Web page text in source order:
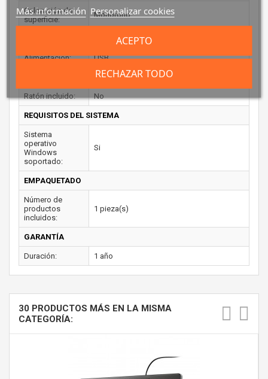
Coloración de
superficie:
Monótono
Alimentación: USB
Ratón incluido: No
REQUISITOS DEL SISTEMA
Sistema
operativo
Windows
soportado:
Si
EMPAQUETADO
Número de
productos
incluidos:
1 pieza(s)
GARANTÍA
Duración: 1 año
30 PRODUCTOS MÁS EN LA MISMA
CATEGORÍA:
Más información Personalizar cookies
RECHAZAR TODO
ACEPTO